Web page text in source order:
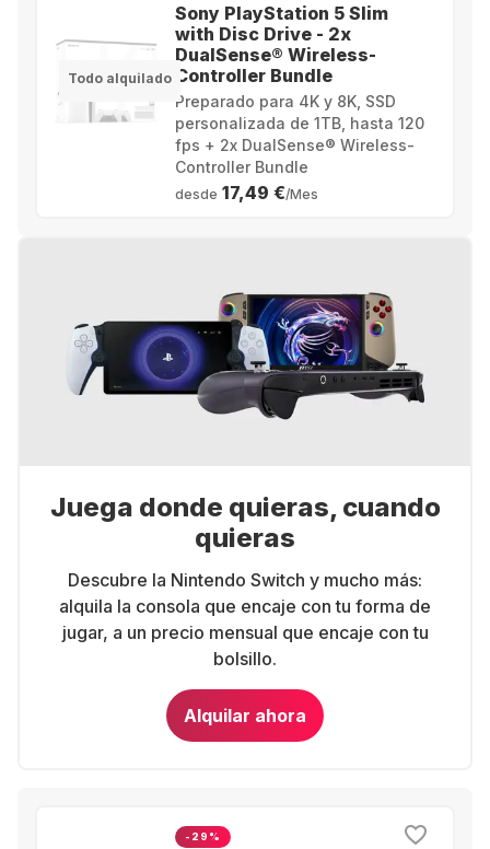
Todo alquilado
Sony PlayStation 5 Slim
with Disc Drive - 2x
DualSense® Wireless-
Controller Bundle
Preparado para 4K y 8K, SSD
personalizada de 1TB, hasta 120
fps + 2x DualSense® Wireless-
Controller Bundle
desde 17,49 €/Mes
Juega donde quieras, cuando
quieras
Descubre la Nintendo Switch y mucho más:
alquila la consola que encaje con tu forma de
jugar, a un precio mensual que encaje con tu
bolsillo.
Alquilar ahora
-29%